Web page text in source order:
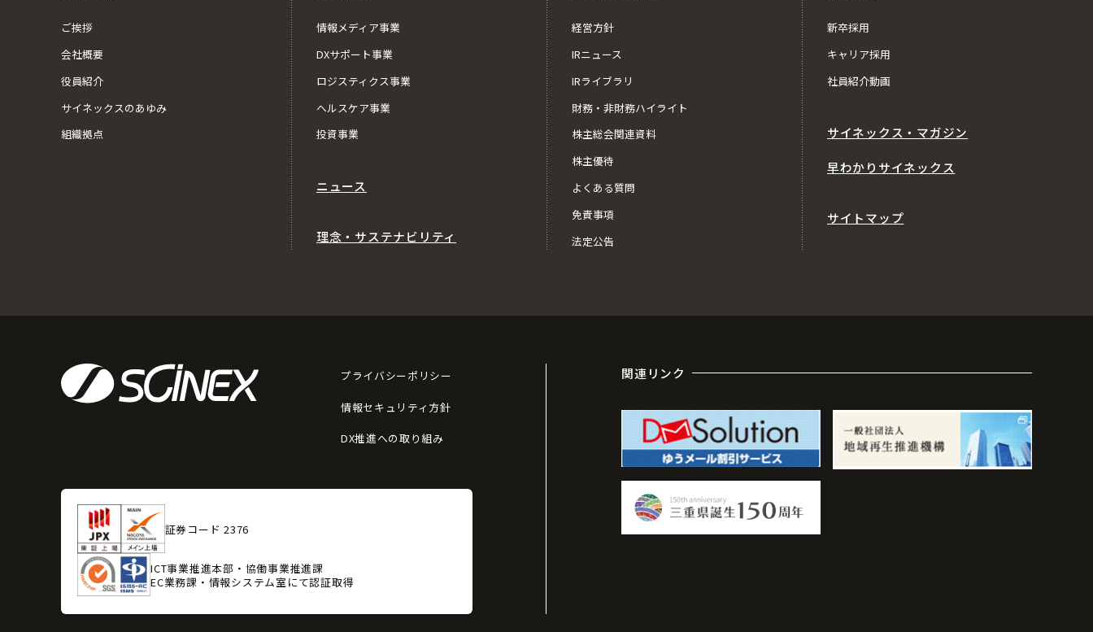
ご挨拶
会社概要
役員紹介
サイネックスのあゆみ
組織拠点
情報メディア事業
DXサポート事業
ロジスティクス事業
ヘルスケア事業
投資事業
ニュース
理念・サステナビリティ
経営方針
IRニュース
IRライブラリ
財務・非財務ハイライト
株主総会関連資料
株主優待
よくある質問
免責事項
法定公告
新卒採用
キャリア採用
社員紹介動画
サイネックス・マガジン
早わかりサイネックス
サイトマップ
プライバシーポリシー
情報セキュリティ方針
DX推進への取り組み
証券コード 2376
ICT事業推進本部・協働事業推進課
EC業務課・情報システム室にて認証取得
関連リンク